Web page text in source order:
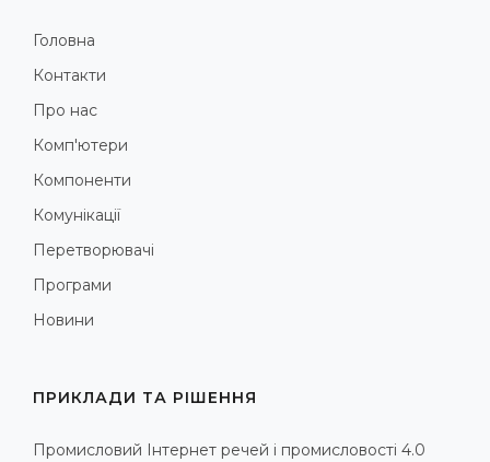
Головна
Контакти
Про нас
Комп'ютери
Компоненти
Комунікації
Перетворювачі
Програми
Новини
ПРИКЛАДИ ТА РІШЕННЯ
Промисловий Інтернет речей і промисловості 4.0